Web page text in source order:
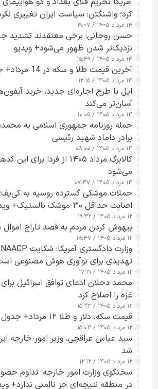
کرد؛ واشنگتن: سیاست ایران تغییری
۱۴ مرداد ۱۴۰۵ / ۱۹:۰۷
حسن روحانی: برخی معتقدند تشدید
نزدیک‌تر شدن ظهور می‌شود+ ویدیو
۱۴ مرداد ۱۴۰۵ / ۱۵:۴۹
آخرین قیمت طلا و سکه در 14 مرداد+ جدول
۱۴ مرداد ۱۴۰۵ / ۱۲:۱۵
اپل با طرح اجاره‌ای جدید، خرید
آسان‌تر می‌کند
۱۴ مرداد ۱۴۰۵ / ۱۰:۰۵
حمله روزنامه جمهوری اسلامی به
برادر داماد شهید رئیسی
۱۴ مرداد ۱۴۰۵ / ۰۸:۰۰
کالابرگ مرداد ۱۴۰۵ از فردا
می‌شود
۱۴ مرداد ۱۴۰۵ / ۰۷:۴۷
حملات موشکی گسترده روسیه به
اصابت حداقل ۳۰ موشک بالستیک+ ویدیو
۱۲ مرداد ۱۴۰۵ / ۱۹:۳۲
بیهوش کردن مردم به قصد تاراج
۱۲ مرداد ۱۴۰۵ / ۱۸:۴۷
تهدیدی برای نوآوری هوش مصنوعی
۱۲ مرداد ۱۴۰۵ / ۱۷:۲۱
محمد دحلان ادعای توافق اسرائیل
غزه را اصلاح کرد
۱۲ مرداد ۱۴۰۵ / ۱۵:۲۳
قیمت سکه، دلار و طلا ۱۲ مرداد+ جدول
۱۲ مرداد ۱۴۰۵ / ۱۵:۰۴
سید عباس عراقچی، وزیر امور خارجه
شد
۱۲ مرداد ۱۴۰۵ / ۱۲:۱۲
سخنگوی وزارت امور خارجه: تداوم
در منطقه نتیجه‌ای جز ناامنی ندارد+